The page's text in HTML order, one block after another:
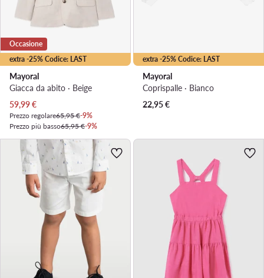
extra -25% Codice: LAST
Occasione
Mayoral
Giacca da abito · Beige
Prezzo attuale
59,99€
Prezzo regolare65,95 €-9%
Prezzo più basso65,95 €-9%
extra -25% Codice: LAST
Mayoral
Coprispalle · Bianco
22,95€